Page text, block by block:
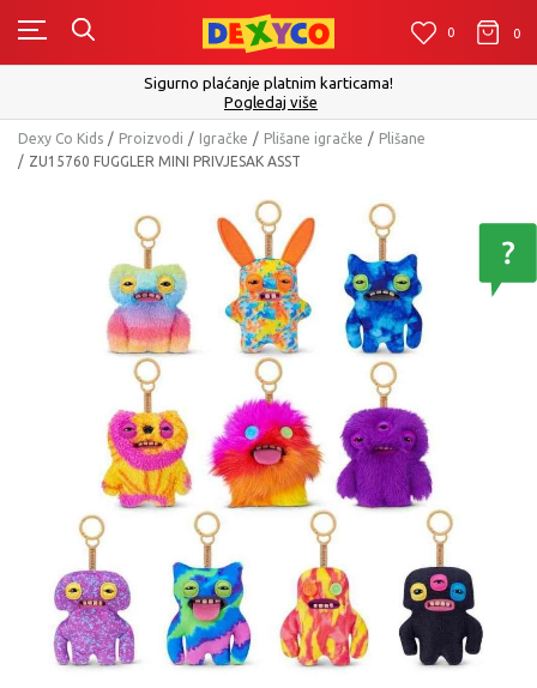
0 0
Sigurno plaćanje platnim karticama!
Pogledaj više
Dexy Co Kids Proizvodi Igračke Plišane igračke
Plišane
ZU15760 FUGGLER MINI PRIVJESAK ASST